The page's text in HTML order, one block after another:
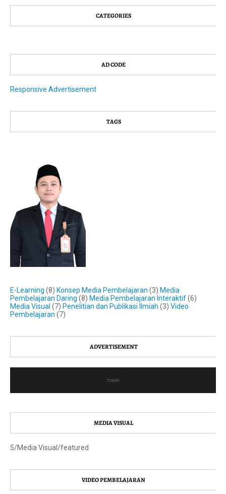
CATEGORIES
AD CODE
Responsive Advertisement
TAGS
E-Learning (8) Konsep Media Pembelajaran (3) Media
Pembelajaran Daring (8) Media Pembelajaran Interaktif(6)
Media Visual (7) Penelitian dan Publikasi Ilmiah (3) Video
Pembelajaran (7)
ADVERTISEMENT
MEDIA VISUAL
5/Media Visual/featured
VIDEO PEMBELAJARAN